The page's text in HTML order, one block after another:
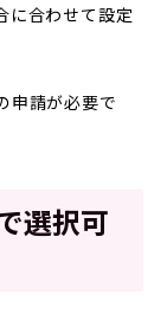
に合わせて設定
申請が必要で
選択可